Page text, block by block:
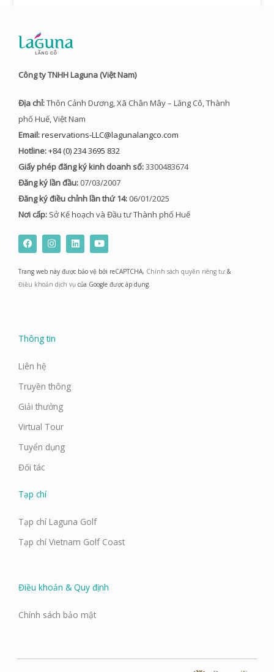
Công ty TNHH Laguna (Việt Nam)
Địa chỉ:Thôn Cảnh Dương, Xã Chân Mây – Lăng Cô, Thành
phố Huế, Việt Nam
Email:reservations-LLC@lagunalangco.com
Hotline:+84 (0) 234 3695 832
Giấy phép đăng ký kinh doanh số:3300483674
Đăng ký lần đầu: 07/03/2007
Đăng ký điều chỉnh lần thứ 14: 06/01/2025
Nơi cấp: Sở Kế hoạch và Đầu tư Thành phố Huế
F
a
c
b
o
I
n
s
a
g
L
i
n
e
d
Y
o
u
u
b
Trang web này được bảo vệ bởi reCAPTCHA, Chính sách quyền riêng tư &
Điều khoản dịch vụ của Google được áp dụng.
Thông tin
Liên hệ
Truyền thông
Giải thưởng
Virtual Tour
Tuyển dụng
Đối tác
Tạp chí
Tạp chí Laguna Golf
Tạp chí Vietnam Golf Coast
Điều khoản & Quy định
Chính sách bảo mật